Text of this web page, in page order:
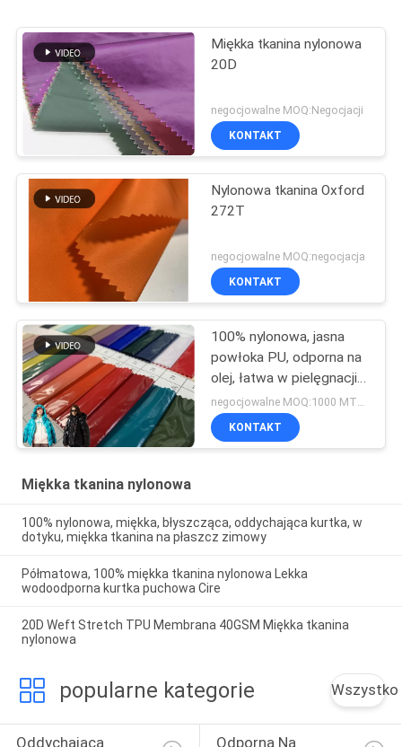
Miękka tkanina nylonowa
20D
negocjowalne MOQ:Negocjacji
KONTAKT
Nylonowa tkanina Oxford
272T
negocjowalne MOQ:negocjacja
KONTAKT
100% nylonowa, jasna
powłoka PU, odporna na
olej, łatwa w pielęgnacji
tkanina zimowa
negocjowalne MOQ:1000 MTRS
KONTAKT
Miękka tkanina nylonowa
100% nylonowa, miękka, błyszcząca, oddychająca kurtka, w
dotyku, miękka tkanina na płaszcz zimowy
Półmatowa, 100% miękka tkanina nylonowa Lekka
wodoodporna kurtka puchowa Cire
20D Weft Stretch TPU Membrana 40GSM Miękka tkanina
nylonowa
popularne kategorie Wszystko
Oddychająca Odporna Na